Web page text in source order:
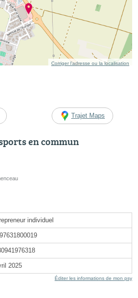
Corriger l’adresse ou la localisation
Trajet Maps
en commun
individuel
2025
Éditer les informations de mon psy